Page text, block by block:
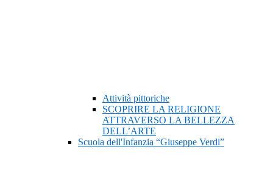
Attività pittoriche
SCOPRIRE LA RELIGIONE
ATTRAVERSO LA BELLEZZA
DELL’ARTE
Scuola dell'Infanzia “Giuseppe Verdi”